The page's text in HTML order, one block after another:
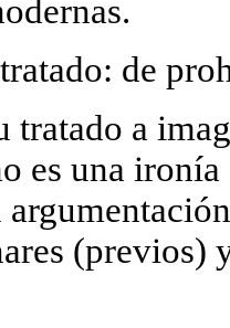
de
tratado a
es una
(previos)